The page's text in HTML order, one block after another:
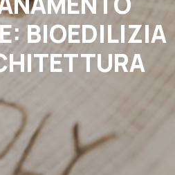
BIOEDILIZIA